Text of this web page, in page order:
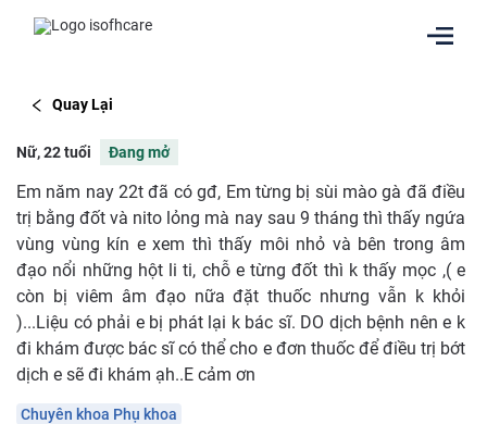
Quay Lại
Nữ, 22 tuổi Đang mở
Em năm nay 22t đã có gđ, Em từng bị sùi mào gà đã điều
trị bằng đốt và nito lỏng mà nay sau 9 tháng thì thấy ngứa
vùng vùng kín e xem thì thấy môi nhỏ và bên trong âm
đạo nổi những hột li ti, chỗ e từng đốt thì k thấy mọc ,( e
còn bị viêm âm đạo nữa đặt thuốc nhưng vẫn k khỏi
)...Liệu có phải e bị phát lại k bác sĩ. DO dịch bệnh nên e k
đi khám được bác sĩ có thể cho e đơn thuốc để điều trị bớt
dịch e sẽ đi khám ạh..E cảm ơn
Chuyên khoa Phụ khoa